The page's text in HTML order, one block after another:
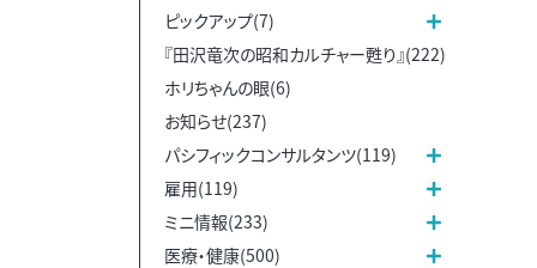
ピックアップ(7)
『田沢竜次の昭和カルチャー甦り』(222)
ホリちゃんの眼(6)
お知らせ(237)
パシフィックコンサルタンツ(119)
雇用(119)
ミニ情報(233)
医療・健康(500)